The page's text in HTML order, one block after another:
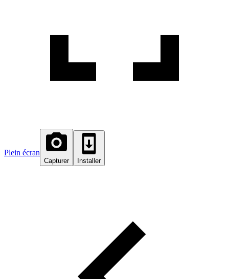
Plein écran
Capturer Installer